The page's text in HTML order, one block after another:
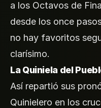
a los Octavos de
desde los once
no hay favoritos
clarísimo.
La Quiniela del
Así repartió sus
Quinielero en los